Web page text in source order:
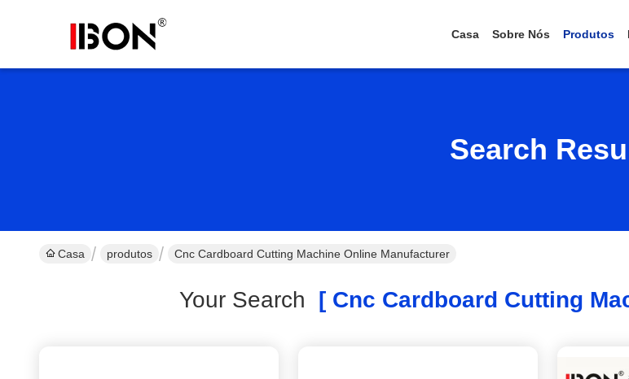
Casa Sobre Nós Produtos
Search
Casa produtos Cnc Cardboard Cutting Machine Online Manufacturer
Your Search [ Cnc Cardboard Cutting